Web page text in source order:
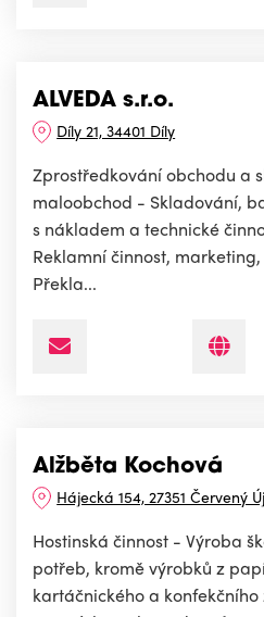
ALVEDA s.r.o.
Díly 21, 34401 Díly
Zprostředkování obchodu a
maloobchod - Skladování,
s nákladem a technické
Reklamní činnost,
Překla...
Alžběta Kochová
Hájecká 154, 27351 Červený
Hostinská činnost - Výroba
potřeb, kromě výrobků z
kartáčnického a konfekčního